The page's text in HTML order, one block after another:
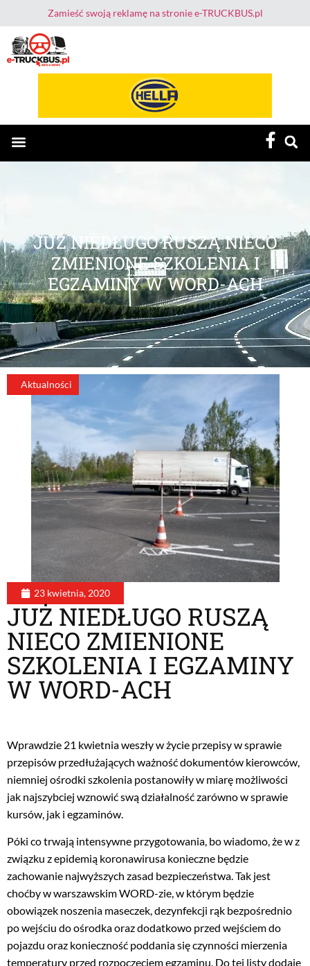
Zamieść swoją reklamę na stronie e-TRUCKBUS.pl
JUŻ NIEDŁUGO RUSZĄ NIECO
ZMIENIONE SZKOLENIA I
EGZAMINY W WORD-ACH
Aktualności
23 kwietnia, 2020
JUŻ NIEDŁUGO RUSZĄ
NIECO ZMIENIONE
SZKOLENIA I EGZAMINY
W WORD-ACH
Wprawdzie 21 kwietnia weszły w życie przepisy w sprawie
przepisów przedłużających ważność dokumentów kierowców,
niemniej ośrodki szkolenia postanowiły w miarę możliwości
jak najszybciej wznowić swą działalność zarówno w sprawie
kursów, jak i egzaminów.
Póki co trwają intensywne przygotowania, bo wiadomo, że w z
związku z epidemią koronawirusa konieczne będzie
zachowanie najwyższych zasad bezpieczeństwa. Tak jest
choćby w warszawskim WORD-zie, w którym będzie
obowiązek noszenia maseczek, dezynfekcji rąk bezpośrednio
po wejściu do ośrodka oraz dodatkowo przed wejściem do
pojazdu oraz konieczność poddania się czynności mierzenia
temperatury przed rozpoczęciem egzaminu. Do tej listy dodaje